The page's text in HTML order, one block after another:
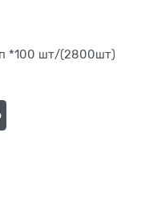
*100 шт/(2800шт)